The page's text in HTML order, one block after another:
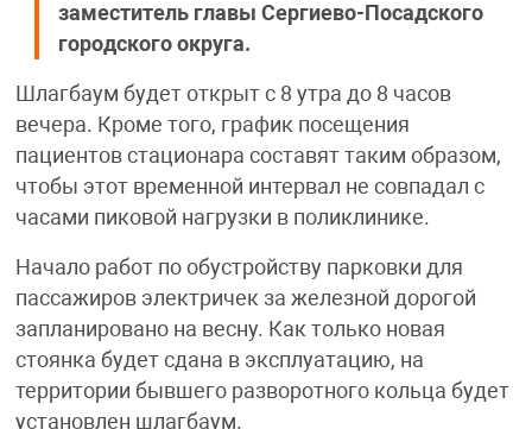
заместитель главы Сергиево-Посадского
городского округа.
Шлагбаум будет открыт с 8 утра до 8 часов
вечера. Кроме того, график посещения
пациентов стационара составят таким образом,
чтобы этот временной интервал не совпадал с
часами пиковой нагрузки в поликлинике.
Начало работ по обустройству парковки для
пассажиров электричек за железной дорогой
запланировано на весну. Как только новая
стоянка будет сдана в эксплуатацию, на
территории бывшего разворотного кольца будет
установлен шлагбаум.